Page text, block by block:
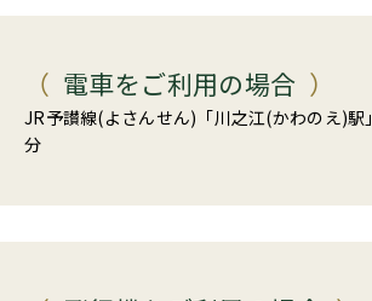
電車をご利用の場合
JR予讃線(よさんせん)「川之江(かわのえ)駅
分